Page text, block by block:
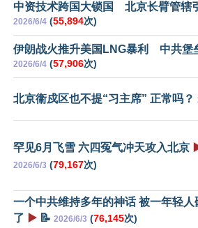
中资技术跨国大锁国 北京长臂管辖
2026/6/4 (55,894次)
伊朗战火推升美国LNG暴利 中共堡
2026/6/4 (57,906次)
北京衞戍区也不提“习主席” 正常吗？
罕见6月飞雪 六四冤气冲天攻入北京
2026/6/3 (79,167次)
一个中共维持多年的神话 被一年轻人
了 ▶️ 📝 2026/6/3 (76,145次)